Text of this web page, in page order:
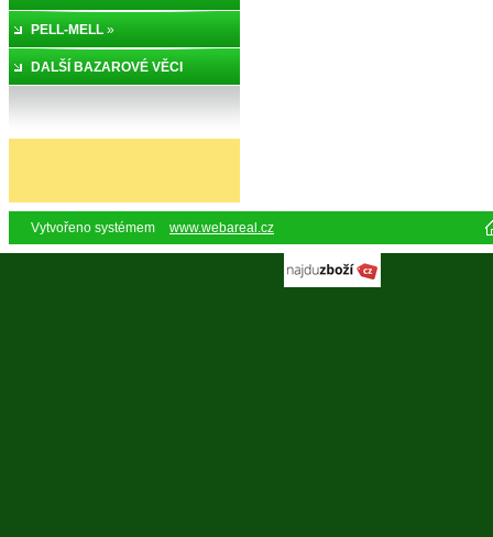
PELL-MELL »
DALŠÍ BAZAROVÉ VĚCI
Vytvořeno systémem www.webareal.cz